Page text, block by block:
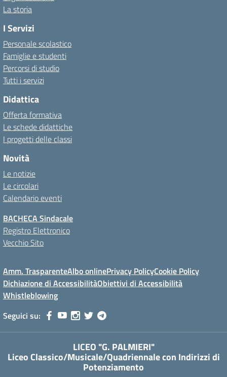
La storia
I Servizi
Personale scolastico
Famiglie e studenti
Percorsi di studio
Tutti i servizi
Didattica
Offerta formativa
Le schede didattiche
I progetti delle classi
Novità
Le notizie
Le circolari
Calendario eventi
BACHECA Sindacale
Registro Elettronico
Vecchio Sito
Amm. TrasparenteAlbo onlinePrivacy PolicyCookie Policy
Dichiazione di AccessibilitàObiettivi di Accessibilità
Whistleblowing
Seguici su:
LICEO "G. PALMIERI"
Liceo Classico/Musicale/Quadriennale con Indirizzi di
Potenziamento